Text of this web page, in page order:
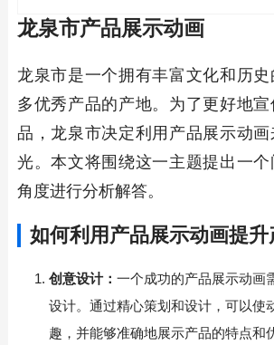
龙泉市产品展示动画
龙泉市是一个拥有丰富文化和历
多优秀产品的产地。为了更好地
品，龙泉市决定利用产品展示动画
光。本文将围绕这一主题提出一个
角度进行分析解答。
如何利用产品展示动画提升
创意设计： 一个成功的产品展示动画
设计。通过精心策划和设计，可以使
趣，并能够准确地展示产品的特点和